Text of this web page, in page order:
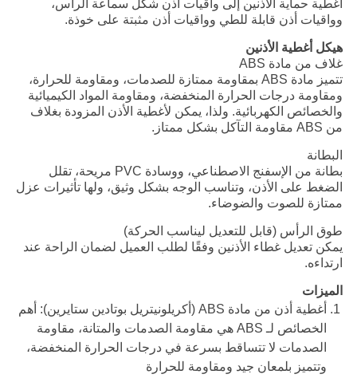
أغطية حماية الأذنين إلى واقيات أذن شكل سماعة الرأس،
وواقيات أذن قابلة للطي وواقيات أذن مثبتة على خوذة.
هيكل أغطية الأذنين
غلاف من مادة ABS
تتميز مادة ABS بمقاومة ممتازة للصدمات، ومقاومة للحرارة،
ومقاومة درجات الحرارة المنخفضة، ومقاومة المواد الكيميائية
والخصائص الكهربائية. ولذا، يمكن لأغطية الأذن المزودة بغلاف
من ABS مقاومة التآكل بشكل ممتاز.
البطانة
بطانة من الإسفنج الاصطناعي، ووسادة PVC مريحة، تقلل
الضغط على الأذن، وتناسب الوجه بشكل وثيق، ولها تأثيرات عزل
ممتازة للصوت والضوضاء.
طوق الرأس (قابل للتعديل ليناسب الحركة)
يمكن تعديل غطاء الأذنين وفقًا لطلب العميل لضمان الراحة عند
ارتداءه.
الميزات
أغطية أذن من مادة ABS (أكريلونيتريل بوتادين ستايرين): أهم
الخصائص لـ ABS هي مقاومة الصدمات والمتانة، مقاومة
الصدمات لا تتساقط بسرعة في درجات الحرارة المنخفضة،
وتتميز بلمعان جيد ومقاومة للحرارة